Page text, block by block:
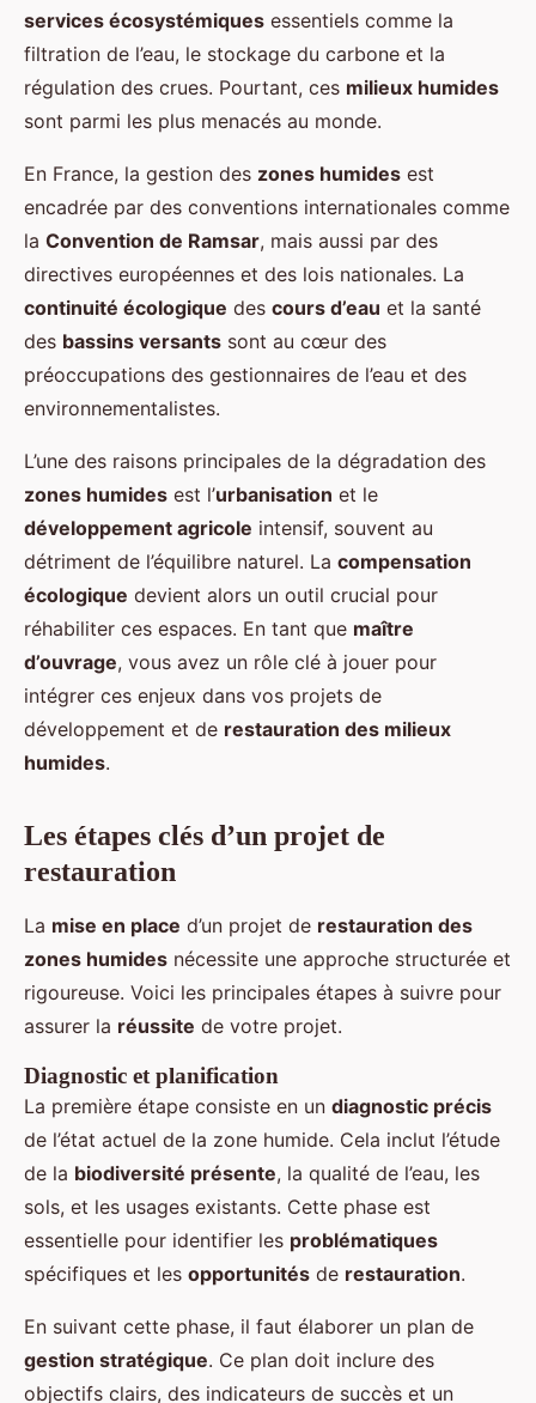
services écosystémiques essentiels comme la
filtration de l’eau, le stockage du carbone et la
régulation des crues. Pourtant, ces milieux humides
sont parmi les plus menacés au monde.
En France, la gestion des zones humides est
encadrée par des conventions internationales comme
la Convention de Ramsar, mais aussi par des
directives européennes et des lois nationales. La
continuité écologique des cours d’eau et la santé
des bassins versants sont au cœur des
préoccupations des gestionnaires de l’eau et des
environnementalistes.
L’une des raisons principales de la dégradation des
zones humides est l’urbanisation et le
développement agricole intensif, souvent au
détriment de l’équilibre naturel. La compensation
écologique devient alors un outil crucial pour
réhabiliter ces espaces. En tant que maître
d’ouvrage, vous avez un rôle clé à jouer pour
intégrer ces enjeux dans vos projets de
développement et de restauration des milieux
humides.
Les étapes clés d’un projet de
restauration
La mise en place d’un projet de restauration des
zones humides nécessite une approche structurée et
rigoureuse. Voici les principales étapes à suivre pour
assurer la réussite de votre projet.
Diagnostic et planification
La première étape consiste en un diagnostic précis
de l’état actuel de la zone humide. Cela inclut l’étude
de la biodiversité présente, la qualité de l’eau, les
sols, et les usages existants. Cette phase est
essentielle pour identifier les problématiques
spécifiques et les opportunités de restauration.
En suivant cette phase, il faut élaborer un plan de
gestion stratégique. Ce plan doit inclure des
objectifs clairs, des indicateurs de succès et un